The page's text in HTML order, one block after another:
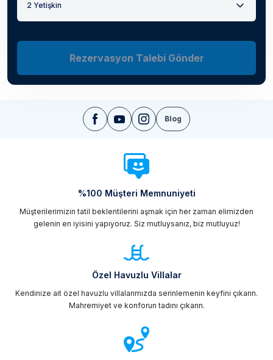
2 Yetişkin
Rezervasyon Talebi Gönder
Blog
%100 Müşteri Memnuniyeti
Müşterilerimizin tatil beklentilerini aşmak için her zaman elimizden
gelenin en iyisini yapıyoruz. Siz mutluysanız, biz mutluyuz!
Özel Havuzlu Villalar
Kendinize ait özel havuzlu villalarımızda serinlemenin keyfini çıkarın.
Mahremiyet ve konforun tadını çıkarın.